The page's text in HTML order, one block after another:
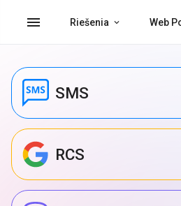
menu Riešenia Web
SMS
RCS